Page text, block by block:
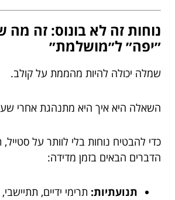
נוחות זה לא בונוס: זה מה
״יפה״ ל״מושלמת״
שמלה יכולה להיות מהממת על קולב.
השאלה היא איך היא מתנהגת אחרי
כדי להבטיח נוחות בלי לוותר על
הדברים הבאים בזמן מדידה:
תנועתיות: תרימי ידיים,